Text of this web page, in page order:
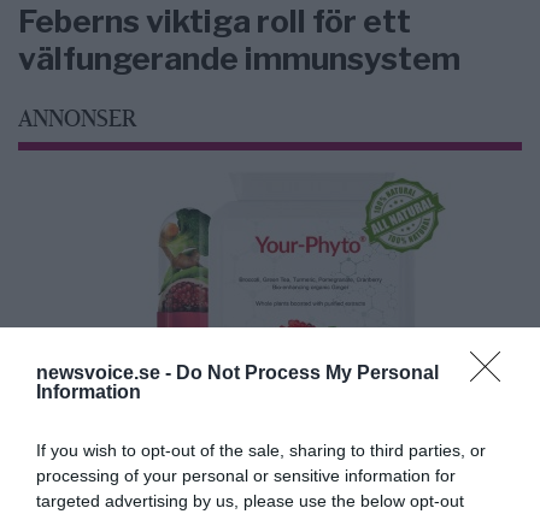
newsvoice.se - Do Not Process My Personal
Information
If you wish to opt-out of the sale, sharing to third parties, or
processing of your personal or sensitive information for
targeted advertising by us, please use the below opt-out
Feberns viktiga roll för ett
välfungerande immunsystem
ANNONSER